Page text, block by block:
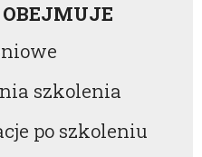
szkolenia
po szkoleniu